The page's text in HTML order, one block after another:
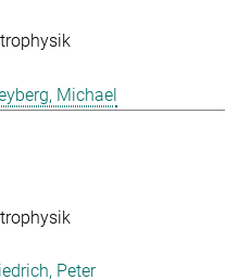
Michael
Peter